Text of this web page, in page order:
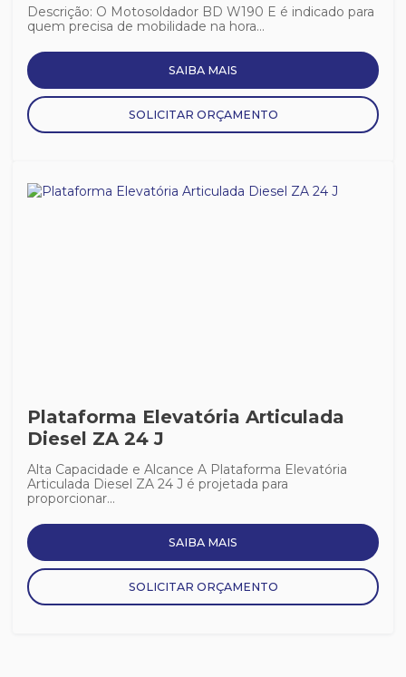
Descrição: O Motosoldador BD W190 E é indicado para
quem precisa de mobilidade na hora...
SAIBA MAIS
SOLICITAR ORÇAMENTO
Plataforma Elevatória Articulada
Diesel ZA 24 J
Alta Capacidade e Alcance A Plataforma Elevatória
Articulada Diesel ZA 24 J é projetada para
proporcionar...
SAIBA MAIS
SOLICITAR ORÇAMENTO